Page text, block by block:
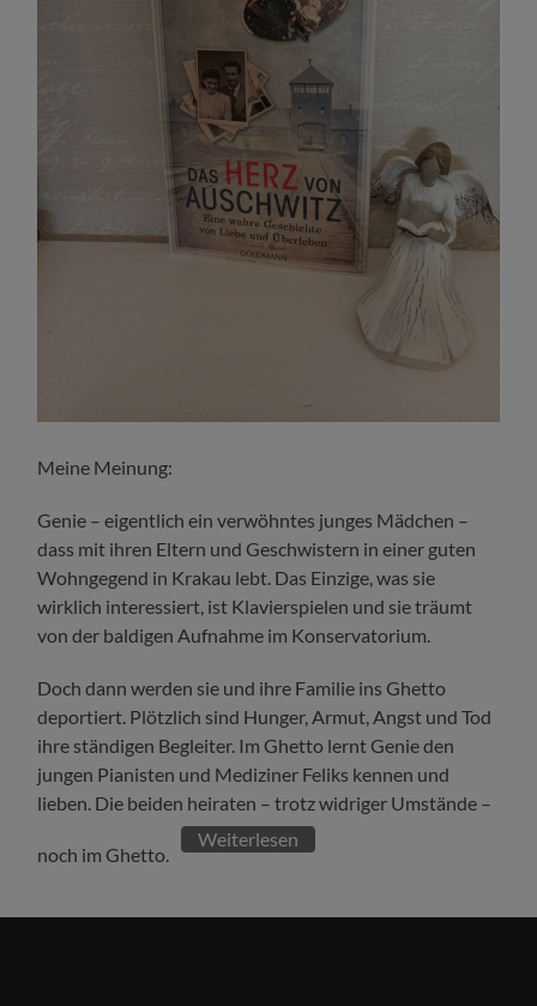
Meine Meinung:
Genie – eigentlich ein verwöhntes junges Mädchen –
dass mit ihren Eltern und Geschwistern in einer guten
Wohngegend in Krakau lebt. Das Einzige, was sie
wirklich interessiert, ist Klavierspielen und sie träumt
von der baldigen Aufnahme im Konservatorium.
Doch dann werden sie und ihre Familie ins Ghetto
deportiert. Plötzlich sind Hunger, Armut, Angst und Tod
ihre ständigen Begleiter. Im Ghetto lernt Genie den
jungen Pianisten und Mediziner Feliks kennen und
lieben. Die beiden heiraten – trotz widriger Umstände –
noch im Ghetto.
Weiterlesen